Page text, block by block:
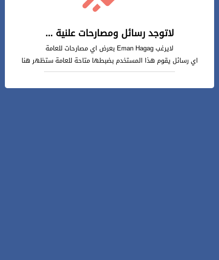
لاتوجد رسائل ومصارحات علنية ...
لايرغب Eman Hagag بعرض اي مصارحات للعامة
اي رسائل يقوم هذا المستخدم بضبطها متاحة للعامة ستظهر هنا